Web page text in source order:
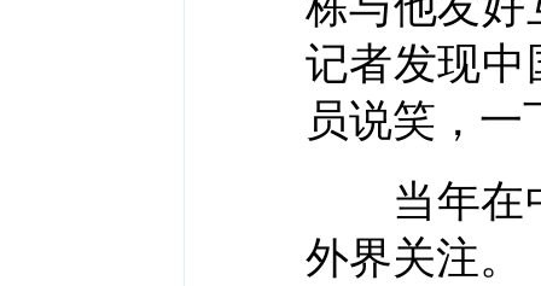
记者发现
员说笑，
当年在中
外界关注。